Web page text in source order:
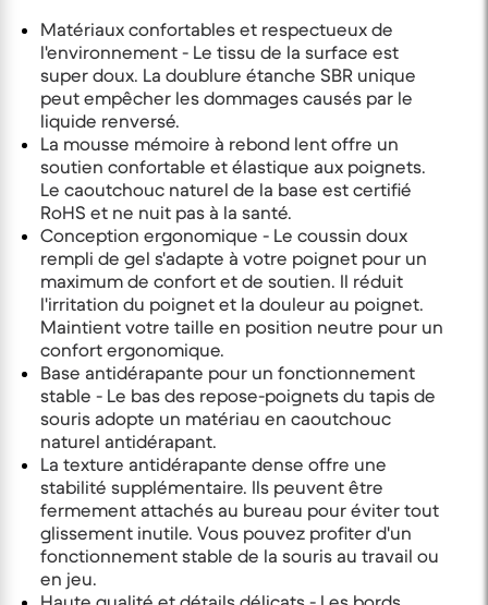
Matériaux confortables et respectueux de
l'environnement - Le tissu de la surface est
super doux. La doublure étanche SBR unique
peut empêcher les dommages causés par le
liquide renversé.
La mousse mémoire à rebond lent offre un
soutien confortable et élastique aux poignets.
Le caoutchouc naturel de la base est certifié
RoHS et ne nuit pas à la santé.
Conception ergonomique - Le coussin doux
rempli de gel s'adapte à votre poignet pour un
maximum de confort et de soutien. Il réduit
l'irritation du poignet et la douleur au poignet.
Maintient votre taille en position neutre pour un
confort ergonomique.
Base antidérapante pour un fonctionnement
stable - Le bas des repose-poignets du tapis de
souris adopte un matériau en caoutchouc
naturel antidérapant.
La texture antidérapante dense offre une
stabilité supplémentaire. Ils peuvent être
fermement attachés au bureau pour éviter tout
glissement inutile. Vous pouvez profiter d'un
fonctionnement stable de la souris au travail ou
en jeu.